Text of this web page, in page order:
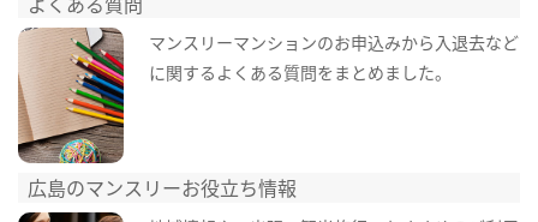
マンスリーマンションのお申込みから入退去など
に関するよくある質問をまとめました。
広島のマンスリーお役立ち情報